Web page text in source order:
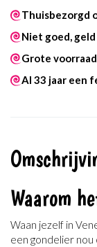
Thuisbezorgd
Niet goed,
Grote voorraad
Al 33 jaar een
Waarom
Waan jezelf in
een gondelier nou